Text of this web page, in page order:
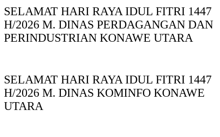
SELAMAT HARI RAYA IDUL FITRI 1447
H/2026 M. DINAS PERDAGANGAN DAN
PERINDUSTRIAN KONAWE UTARA
SELAMAT HARI RAYA IDUL FITRI 1447
H/2026 M. DINAS KOMINFO KONAWE
UTARA